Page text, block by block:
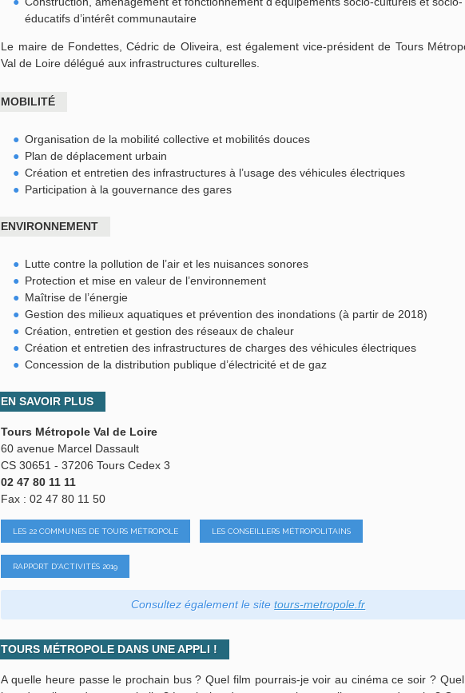
éducatifs d’intérêt communautaire
Le maire de Fondettes, Cédric de Oliveira, est également vice-président de Tours
Val de Loire délégué aux infrastructures culturelles.
MOBILITÉ
Organisation de la mobilité collective et mobilités douces
Plan de déplacement urbain
Création et entretien des infrastructures à l’usage des véhicules électriques
Participation à la gouvernance des gares
ENVIRONNEMENT
Lutte contre la pollution de l’air et les nuisances sonores
Protection et mise en valeur de l’environnement
Maîtrise de l’énergie
Gestion des milieux aquatiques et prévention des inondations (à partir de 2018)
Création, entretien et gestion des réseaux de chaleur
Création et entretien des infrastructures de charges des véhicules électriques
Concession de la distribution publique d’électricité et de gaz
EN SAVOIR PLUS
Tours Métropole Val de Loire
60 avenue Marcel Dassault
CS 30651 - 37206 Tours Cedex 3
02 47 80 11 11
Fax : 02 47 80 11 50
LES 22 COMMUNES DE TOURS MÉTROPOLE LES CONSEILLERS MÉTROPOLITAINS
RAPPORT D'ACTIVITÉS 2019
Consultez également le sitetours-metropole.fr
TOURS MÉTROPOLE DANS UNE APPLI !
A quelle heure passe le prochain bus ? Quel film pourrais-je voir au cinéma ce soir ?